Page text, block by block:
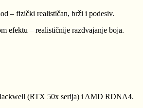
– fizički realističan, brži i podesiv.
efektu – realističnije razdvajanje boja.
(RTX 50x serija) i AMD RDNA4.